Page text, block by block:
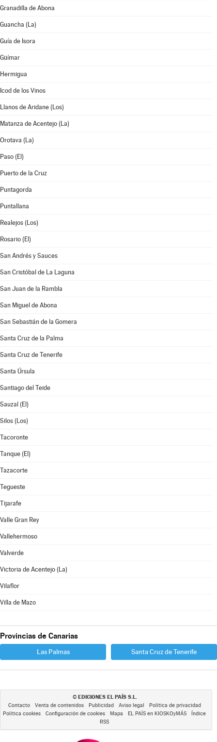
Granadilla de Abona
Guancha (La)
Guía de Isora
Güímar
Hermigua
Icod de los Vinos
Llanos de Aridane (Los)
Matanza de Acentejo (La)
Orotava (La)
Paso (El)
Puerto de la Cruz
Puntagorda
Puntallana
Realejos (Los)
Rosario (El)
San Andrés y Sauces
San Cristóbal de La Laguna
San Juan de la Rambla
San Miguel de Abona
San Sebastián de la Gomera
Santa Cruz de la Palma
Santa Cruz de Tenerife
Santa Úrsula
Santiago del Teide
Sauzal (El)
Silos (Los)
Tacoronte
Tanque (El)
Tazacorte
Tegueste
Tijarafe
Valle Gran Rey
Vallehermoso
Valverde
Victoria de Acentejo (La)
Vilaflor
Villa de Mazo
Provincias de Canarias
Las Palmas Santa Cruz de Tenerife
© EDICIONES EL PAÍS S.L.
Contacto Venta de contenidos Publicidad Aviso legal
Política de privacidad
Política cookies
Configuración de cookies Mapa EL PAÍS en KIOSKOyMÁS
Índice
RSS